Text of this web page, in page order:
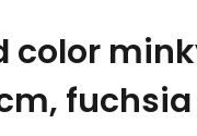
color
fuchsia